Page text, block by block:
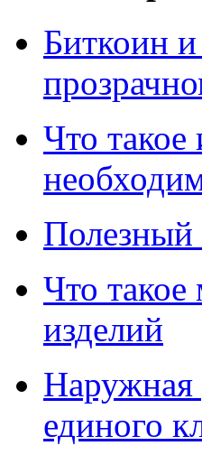
Биткоин
Что такое
Полезный
Что
изделий
Наружная
единого